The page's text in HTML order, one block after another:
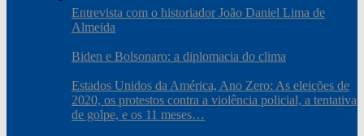
Entrevista com o historiador João Daniel Lima de
Almeida
Biden e Bolsonaro: a diplomacia do clima
Estados Unidos da América, Ano Zero: As eleições de
2020, os protestos contra a violência policial, a tentativa
de golpe, e os 11 meses…